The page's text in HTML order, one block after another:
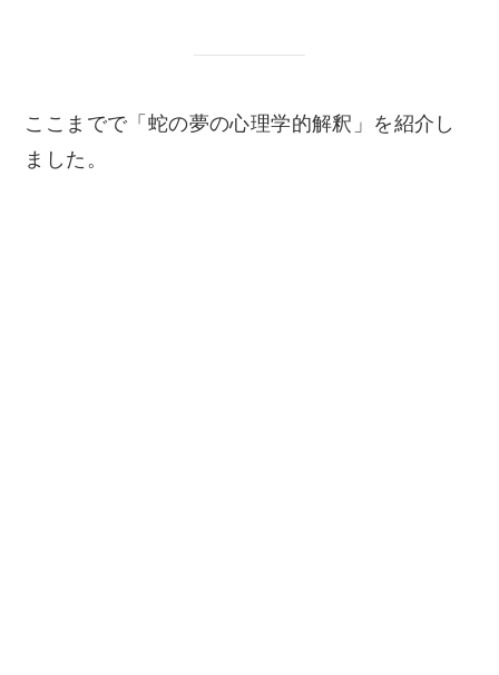
ここまでで「蛇の夢の心理学的解釈」を紹介し
ました。